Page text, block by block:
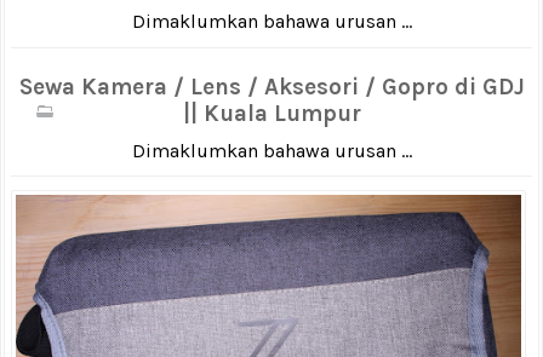
Dimaklumkan bahawa urusan ...
Sewa Kamera / Lens / Aksesori / Gopro di GDJ
|| Kuala Lumpur
Dimaklumkan bahawa urusan ...